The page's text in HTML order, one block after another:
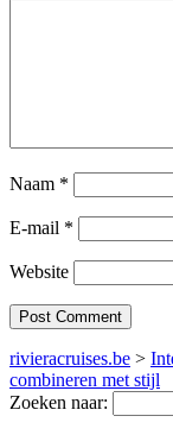
Naam *
E-mail *
Website
rivieracruises.be >
combineren met stijl
Zoeken naar: